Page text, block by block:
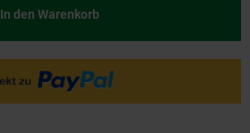
In den Warenkorb